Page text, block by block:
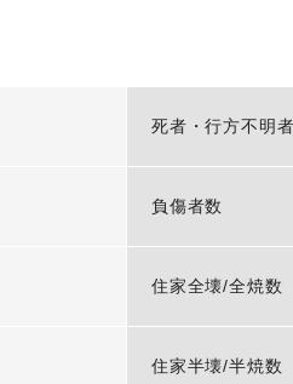
死者・行方不明
負傷者数
住家全壊/全焼数
住家半壊/半焼数